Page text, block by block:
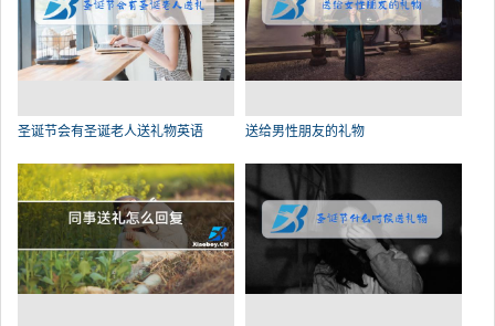
圣诞节会有圣诞老人送礼物英语 送给男性朋友的礼物